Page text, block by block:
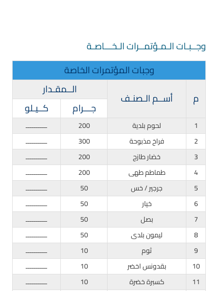
وجــبـات الـمـؤتمــرات الـخـــاصـة
وجبات المؤتمرات الخاصة
الــمقـدار
أســم الـصنـف م
كــيـلو جـــرام
ـــــــــــ 200 لحوم بلدية
1
ـــــــــــ
300 فراخ مذبوحة
2
ـــــــــــ
200 خضار طازج
3
ـــــــــــ
200 طماطم طهى
4
ـــــــــــ
50 جرجير / خس
5
ـــــــــــ
50 خيار
6
ـــــــــــ
50 بصل
7
ـــــــــــ
50 ليمون بلدى
8
ـــــــــــ
10 ثوم
9
ـــــــــــ
10 بقدونس اخضر
10
ـــــــــــ
10 كسبرة خضرة
11